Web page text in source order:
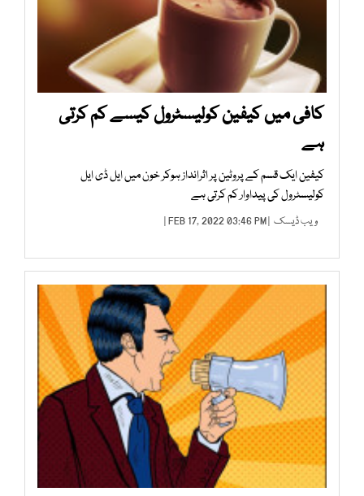
کافی میں کیفین کولیسٹرول کیسے کم کرتی
ہے
کیفین ایک قسم کے پروٹین پر اثرانداز ہوکر خون میں ایل ڈی ایل
کولیسٹرول کی پیداوار کم کرتی ہے
ویب ڈیسک | FEB 17, 2022 03:46 PM |